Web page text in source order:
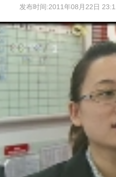
发布时间:2011年08月22日